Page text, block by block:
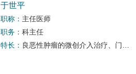
于世平
职称： 主任医师
职务： 科主任
特长： 良恶性肿瘤的微创介入治疗、门静脉高压TIPS治疗、出血性疾病的栓塞治疗以及血管性疾病与非血管性疾病的介入治疗等。